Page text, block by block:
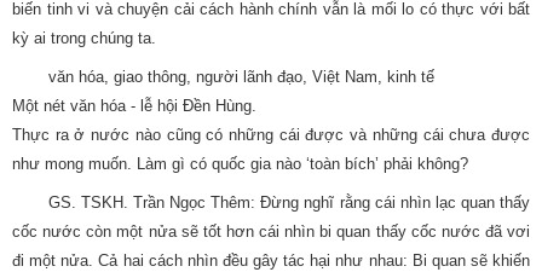
biến tinh vi và chuyện cải cách hành chính vẫn là mối lo có thực với bất
kỳ ai trong chúng ta.
văn hóa, giao thông, người lãnh đạo, Việt Nam, kinh tế
Một nét văn hóa - lễ hội Đền Hùng.
Thực ra ở nước nào cũng có những cái được và những cái chưa được
như mong muốn. Làm gì có quốc gia nào ‘toàn bích’ phải không?
GS. TSKH. Trần Ngọc Thêm: Đừng nghĩ rằng cái nhìn lạc quan thấy
cốc nước còn một nửa sẽ tốt hơn cái nhìn bi quan thấy cốc nước đã vơi
đi một nửa. Cả hai cách nhìn đều gây tác hại như nhau: Bi quan sẽ khiến